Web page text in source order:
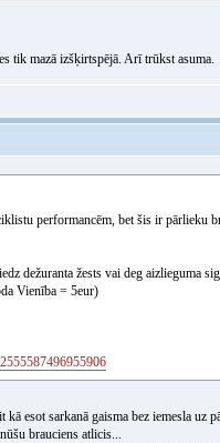
tik mazā izšķirtspējā. Arī trūkst asuma.
performancēm, bet šis ir pārlieku
dežuranta žests vai deg aizlieguma
Vienība = 5eur)
kā esot sarkanā gaisma bez iemesla uz
brauciens atlicis...